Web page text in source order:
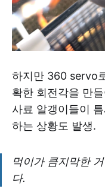
하지만 360 servo
확한 회전각을 만
사료 알갱이들이
하는 상황도 발생.
먹이가 큼지막한
다.